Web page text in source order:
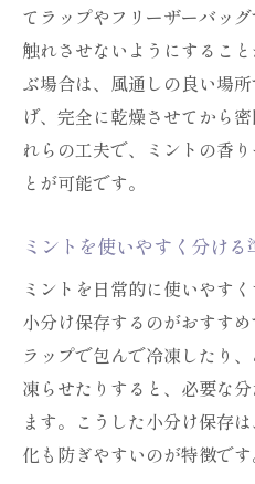
てラップやフリーザーバッ
触れさせないようにするこ
ぶ場合は、風通しの良い場
げ、完全に乾燥させてから
れらの工夫で、ミントの香
とが可能です。
ミントを使いやすく分け
ミントを日常的に使いやす
小分け保存するのがおすす
ラップで包んで冷凍したり
凍らせたりすると、必要な
ます。こうした小分け保存
化も防ぎやすいのが特徴です